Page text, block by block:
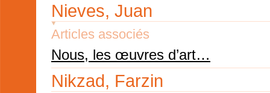
Nieves, Juan
Articles associés
Nous, les œuvres d’art…
Nikzad, Farzin